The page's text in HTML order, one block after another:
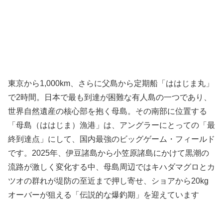
東京から1,000km、さらに父島から定期船「ははじま丸」
で2時間。日本で最も到達が困難な有人島の一つであり、
世界自然遺産の核心部を抱く母島。その南部に位置する
「母島（ははじま）漁港」は、アングラーにとっての「最
終到達点」にして、国内最強のビッグゲーム・フィールド
です。2025年、伊豆諸島から小笠原諸島にかけて黒潮の
流路が激しく変化する中、母島周辺ではキハダマグロとカ
ツオの群れが堤防の至近まで押し寄せ、ショアから20kg
オーバーが狙える「伝説的な爆釣期」を迎えています